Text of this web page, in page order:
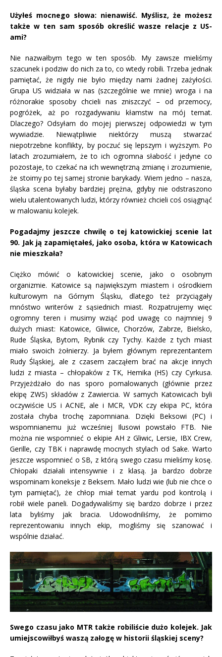
Użyłeś mocnego słowa: nienawiść. Myślisz, że możesz
także w ten sam sposób określić wasze relacje z US-
ami?
Nie nazwałbym tego w ten sposób. My zawsze mieliśmy
szacunek i podziw do nich za to, co wtedy robili. Trzeba jednak
pamiętać, że nigdy nie było między nami żadnej zażyłości.
Grupa US widziała w nas (szczególnie we mnie) wroga i na
różnorakie sposoby chcieli nas zniszczyć – od przemocy,
pogróżek, aż po rozgadywaniu kłamstw na mój temat.
Dlaczego? Odsyłam do mojej pierwszej odpowiedzi w tym
wywiadzie. Niewątpliwie niektórzy muszą stwarzać
niepotrzebne konflikty, by poczuć się lepszym i wyższym. Po
latach zrozumiałem, że to ich ogromna słabość i jedyne co
pozostaje, to czekać na ich wewnętrzną zmianę i zrozumienie,
że stoimy po tej samej stronie barykady. Wiem jedno – nasza,
śląska scena byłaby bardziej prężna, gdyby nie odstraszono
wielu utalentowanych ludzi, którzy również chcieli coś osiągnąć
w malowaniu kolejek.
Pogadajmy jeszcze chwilę o tej katowickiej scenie lat
90. Jak ją zapamiętałeś, jako osoba, która w Katowicach
nie mieszkała?
Ciężko mówić o katowickiej scenie, jako o osobnym
organizmie. Katowice są największym miastem i ośrodkiem
kulturowym na Górnym Śląsku, dlatego też przyciągały
mnóstwo writerów z sąsiednich miast. Rozpatrujemy więc
ogromny teren i musimy wziąć pod uwagę co najmniej 9
dużych miast: Katowice, Gliwice, Chorzów, Zabrze, Bielsko,
Rude Śląska, Bytom, Rybnik czy Tychy. Każde z tych miast
miało swoich żołnierzy. Ja byłem głównym reprezentantem
Rudy Śląskiej, ale z czasem zacząłem brać na akcje innych
ludzi z miasta – chłopaków z TK, Hemika (HS) czy Cyrkusa.
Przyjeżdżało do nas sporo pomalowanych (głównie przez
ekipę ZWS) składów z Zawiercia. W samych Katowicach byli
oczywiście US i ACNE, ale i MCR, VDK czy ekipa PC, która
została chyba trochę zapomniana. Dzięki Beksowi (PC) i
wspomnianemu już wcześniej Ilusowi powstało FTB. Nie
można nie wspomnieć o ekipie AH z Gliwic, Lersie, IBX Crew,
Gerille, czy TBK i naprawdę mocnych stylach od Sake. Warto
jeszcze wspomnieć o SB, z którą swego czasu mieliśmy kosę.
Chłopaki działali intensywnie i z klasą. Ja bardzo dobrze
wspominam koneksje z Beksem. Mało ludzi wie (lub nie chce o
tym pamiętać), że chłop miał temat yardu pod kontrolą i
robił wiele paneli. Dogadywaliśmy się bardzo dobrze i przez
lata byliśmy jak bracia. Udowodniliśmy, że pomimo
reprezentowaniu innych ekip, mogliśmy się szanować i
wspólnie działać.
Swego czasu jako MTR także robiliście dużo kolejek. Jak
umiejscowiłbyś waszą załogę w historii śląskiej sceny?